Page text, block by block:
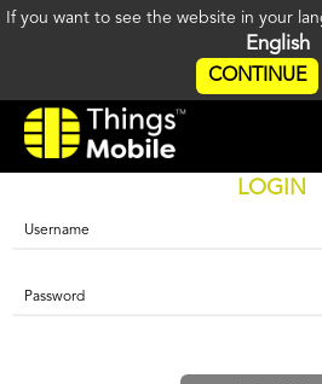
If you want to see the website in your
English
CONTINUE
LOGIN